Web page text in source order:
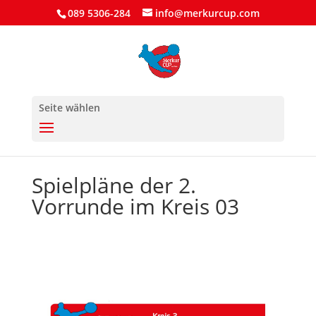
089 5306-284 info@merkurcup.com
Seite wählen
Spielpläne der 2.
Vorrunde im Kreis 03